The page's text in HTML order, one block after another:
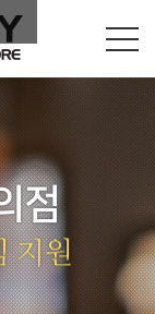
점
지원
푸드 등등) 공급